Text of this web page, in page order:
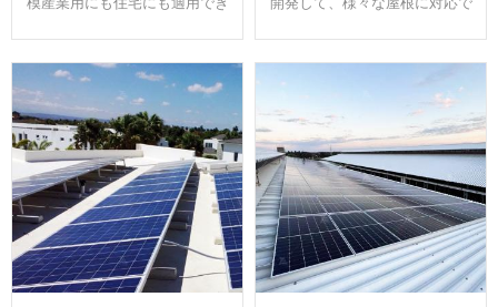
になります。太陽光の発電力を
維持しながら、雨の日の水漏れ
に悩む事もなくなります。
計、製造可能です。効率よく、
施工性に優れた架台です。